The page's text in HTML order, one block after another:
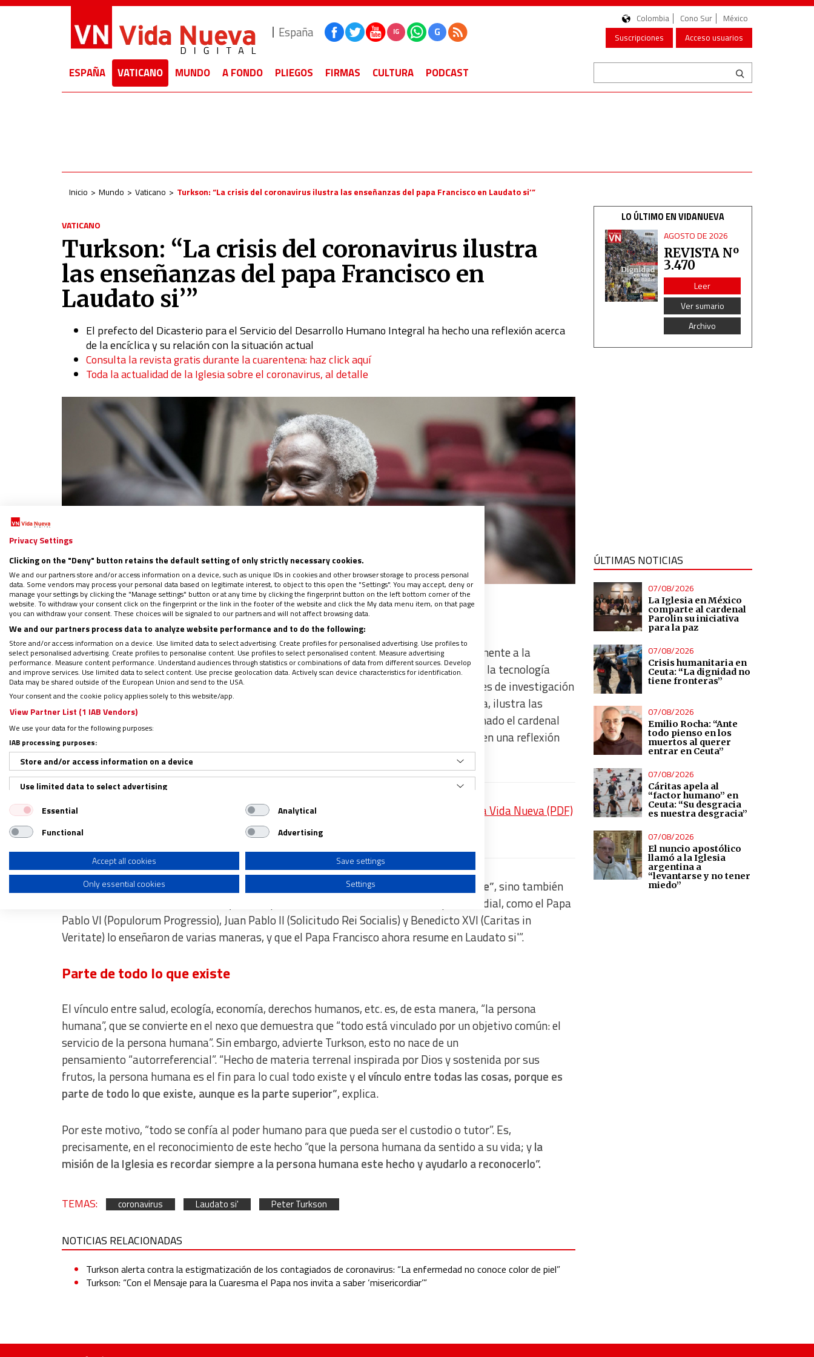
España IG G
Colombia Cono Sur
México
Suscripciones
Acceso usuarios
ESPAÑA VATICANO MUNDO A FONDO PLIEGOS FIRMAS CULTURA PODCAST
Inicio Mundo Vaticano Turkson: “La crisis del coronavirus ilustra las enseñanzas del papa Francisco en Laudato si’”
VATICANO
Turkson: “La crisis del coronavirus ilustra
las enseñanzas del papa Francisco en
Laudato si’”
El prefecto del Dicasterio para el Servicio del Desarrollo Humano Integral ha hecho una reflexión acerca
de la encíclica y su relación con la situación actual
Consulta la revista gratis durante la cuarentena: haz click aquí
Toda la actualidad de la Iglesia sobre el coronavirus, al detalle
Síguenos en: IG G
PorVida Nueva|21/05/2020 - 19:25
“La crisis de Covid-19 comenzó como un problema de salud, pero ha afectado drásticamente a la
economía, al medio ambiente, al empleo, a los estilos de vida, la seguridad alimentaria, la tecnología
digital y la seguridad de Internet, la política, la gobernanza y las políticas, las solicitudes de investigación
y patentes.Casi ningún aspecto de la vida y la cultura humana se salva.
En consecuencia, ilustra las
enseñanzas del Papa Francisco según la cual “todo está interconectado”. Así lo ha afirmado el cardenal
Peter Turkson, prefecto del Dicasterio para el Servicio del Desarrollo Humano Integral, en una reflexión
publicada porLa Viecon motivo del quinto aniversario de Laudato si’.
LEE Y DESCARGA: ‘Un plan para resucitar’, la meditación del papa Francisco para Vida Nueva (PDF)
Regístrate en el boletín gratuito y recibe un avance de los contenidos
En esta encíclica de Francisco “la ecología no se refiere simplemente al medio ambiente”, sino también
“a la vida humana, a la vida social y su búsqueda del bien común, e incluso a la paz mundial, como el Papa
Pablo VI (Populorum Progressio), Juan Pablo II (Solicitudo Rei Socialis) y Benedicto XVI (Caritas in
Veritate) lo enseñaron de varias maneras, y que el Papa Francisco ahora resume en Laudato si'”.
Parte de todo lo que existe
El vínculo entre salud, ecología, economía, derechos humanos, etc. es, de esta manera, “la persona
humana”, que se convierte en el nexo que demuestra que “todo está vinculado por un objetivo común: el
servicio de la persona humana”. Sin embargo, advierte Turkson, esto no nace de un
pensamiento “autorreferencial”. “Hecho de materia terrenal inspirada por Dios y sostenida por sus
frutos, la persona humana es el fin para lo cual todo existe yel vínculo entre todas las cosas, porque es
parte de todo lo que existe, aunque es la parte superior”, explica.
Por este motivo, “todo se confía al poder humano para que pueda ser el custodio o tutor”. Es,
precisamente, en el reconocimiento de este hecho “que la persona humana da sentido a su vida; yla
misión de la Iglesia es recordar siempre a la persona humana este hecho y ayudarlo a reconocerlo”.
TEMAS: coronavirus Laudato si' Peter Turkson
NOTICIAS RELACIONADAS
Turkson alerta contra la estigmatización de los contagiados de coronavirus: “La enfermedad no conoce color de piel”
Turkson: “Con el Mensaje para la Cuaresma el Papa nos invita a saber ‘misericordiar’”
LO ÚLTIMO EN VIDANUEVA
AGOSTO DE 2026
REVISTA Nº
3.470
Leer
Ver sumario
Archivo
ÚLTIMAS NOTICIAS
07/08/2026
La Iglesia en México
comparte al cardenal
Parolin su iniciativa
para la paz
07/08/2026
Crisis humanitaria en
Ceuta: “La dignidad no
tiene fronteras”
07/08/2026
Emilio Rocha: “Ante
todo pienso en los
muertos al querer
entrar en Ceuta”
07/08/2026
Cáritas apela al
“factor humano” en
Ceuta: “Su desgracia
es nuestra desgracia”
07/08/2026
El nuncio apostólico
llamó a la Iglesia
argentina a
“levantarse y no tener
miedo”
Privacy Settings
Clicking on the "Deny" button retains the default setting of only strictly necessary cookies.
We and our partners store and/or access information on a device, such as unique IDs in cookies and other browser storage to process personal
data. Some vendors may process your personal data based on legitimate interest, to object to this open the "Settings". You may accept, deny or
manage your settings by clicking the "Manage settings" button or at any time by clicking the fingerprint button on the left bottom corner of the
website. To withdraw your consent click on the fingerprint or the link in the footer of the website and click the My data menu item, on that page
you can withdraw your consent. These choices will be signaled to our partners and will not affect browsing data.
We and our partners process data to analyze website performance and to do the following:
Store and/or access information on a device. Use limited data to select advertising. Create profiles for personalised advertising. Use profiles to
select personalised advertising. Create profiles to personalise content. Use profiles to select personalised content. Measure advertising
performance. Measure content performance. Understand audiences through statistics or combinations of data from different sources. Develop
and improve services. Use limited data to select content. Use precise geolocation data. Actively scan device characteristics for identification.
Data may be shared outside of the European Union and send to the USA.
Your consent and the cookie policy applies solely to this website/app.
View Partner List (1 IAB Vendors)
We use your data for the following purposes:
IAB processing purposes:
Store and/or access information on a device
Use limited data to select advertising
Create profiles for personalised advertising
Use profiles to select personalised advertising
Create profiles to personalise content
Use profiles to select personalised content
Measure content performance
Use limited data to select content
IAB Special Features:
Use precise geolocation data
Identify devices based on information actively requested
Non-IAB processing purposes:
Essential
Analytical
Functional
Advertising
Accept all cookies
Save settings
Only essential cookies
Settings